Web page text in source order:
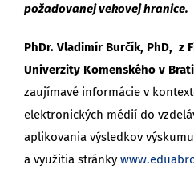
požadovanej vekovej hranice.
PhDr. Vladimír Burčík, PhD, z
Univerzity Komenského v
zaujímavé informácie v
elektronických médií do
aplikovania výsledkov
a využitia stránky